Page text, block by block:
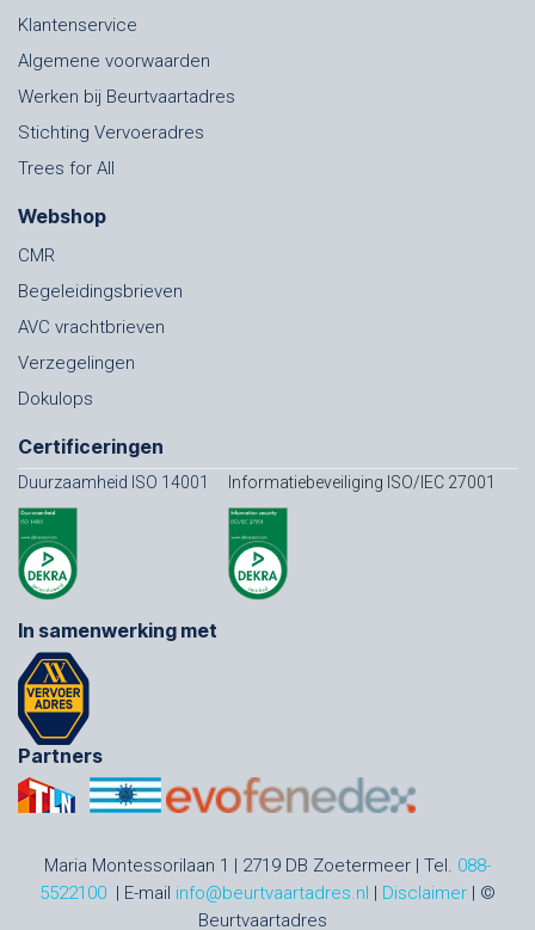
Klantenservice
Algemene voorwaarden
Werken bij Beurtvaartadres
Stichting Vervoeradres
Trees for All
Webshop
CMR
Begeleidingsbrieven
AVC vrachtbrieven
Verzegelingen
Dokulops
Certificeringen
Duurzaamheid ISO 14001 Informatiebeveiliging ISO/IEC 27001
In samenwerking met
Partners
Maria Montessorilaan 1 | 2719 DB Zoetermeer | Tel. 088-
5522100 | E-mail info@beurtvaartadres.nl | Disclaimer | ©
Beurtvaartadres